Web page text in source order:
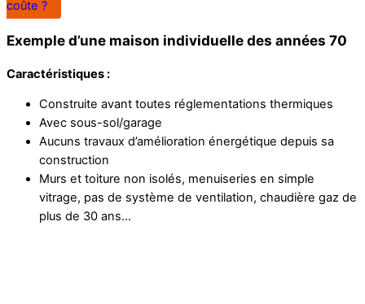
coûte ?
Exemple d’une maison individuelle des années 70
Caractéristiques :
Construite avant toutes réglementations thermiques
Avec sous-sol/garage
Aucuns travaux d’amélioration énergétique depuis sa
construction
Murs et toiture non isolés, menuiseries en simple
vitrage, pas de système de ventilation, chaudière gaz de
plus de 30 ans…